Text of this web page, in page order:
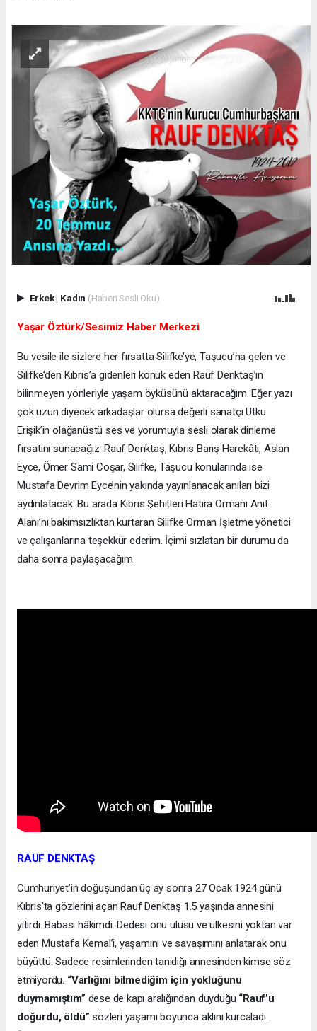
Erkek| Kadın (Haberi Sesli Oku)
Yaşar Öztürk/Sesimiz Haber Merkezi
Bu vesile ile sizlere her fırsatta Silifke’ye, Taşucu’na gelen ve
Silifke’den Kıbrıs’a gidenleri konuk eden Rauf Denktaş’ın
bilinmeyen yönleriyle yaşam öyküsünü aktaracağım. Eğer yazı
çok uzun diyecek arkadaşlar olursa değerli sanatçı Utku
Erişik’in olağanüstü ses ve yorumuyla sesli olarak dinleme
fırsatını sunacağız. Rauf Denktaş, Kıbrıs Barış Harekâtı, Aslan
Eyce, Ömer Sami Coşar, Silifke, Taşucu konularında ise
Mustafa Devrim Eyce’nin yakında yayınlanacak anıları bizi
aydınlatacak. Bu arada Kıbrıs Şehitleri Hatıra Ormanı Anıt
Alanı’nı bakımsızlıktan kurtaran Silifke Orman İşletme yönetici
ve çalışanlarına teşekkür ederim. İçimi sızlatan bir durumu da
daha sonra paylaşacağım.
RAUF DENKTAŞ
Cumhuriyet’in doğuşundan üç ay sonra 27 Ocak 1924 günü
Kıbrıs’ta gözlerini açan Rauf Denktaş 1.5 yaşında annesini
yitirdi. Babası hâkimdi. Dedesi onu ulusu ve ülkesini yoktan var
eden Mustafa Kemal’i, yaşamını ve savaşımını anlatarak onu
büyüttü. Sadece resimlerinden tanıdığı annesinden kimse söz
etmiyordu. “Varlığını bilmediğim için yokluğunu
duymamıştım” dese de kapı aralığından duyduğu “Rauf’u
doğurdu, öldü” sözleri yaşamı boyunca aklını kurcaladı.